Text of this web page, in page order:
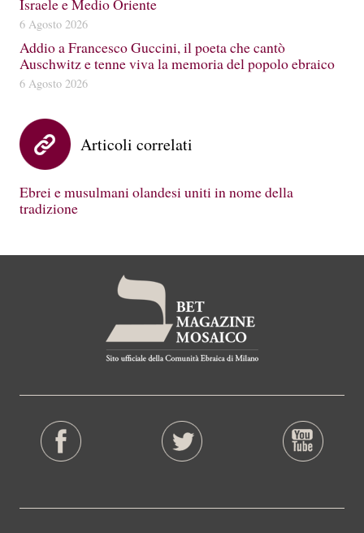
Israele e Medio Oriente
6 Agosto 2026
Addio a Francesco Guccini, il poeta che cantò
Auschwitz e tenne viva la memoria del popolo ebraico
6 Agosto 2026
Articoli correlati
Ebrei e musulmani olandesi uniti in nome della
tradizione